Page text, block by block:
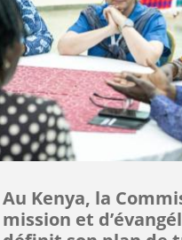
Au Kenya, la
mission et